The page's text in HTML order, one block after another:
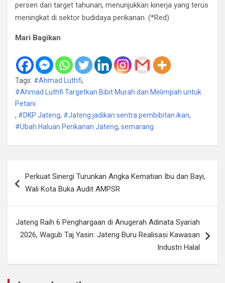
persen dari target tahunan, menunjukkan kinerja yang terus
meningkat di sektor budidaya perikanan. (*Red)
Mari Bagikan
Tags: #Ahmad Luthfi,
#Ahmad Luthfi Targetkan Bibit Murah dan Melimpah untuk
Petani
, #DKP Jateng, #Jateng jadikan sentra pembibitan ikan,
#​Ubah Haluan Perikanan Jateng, semarang
posPerkuat Sinergi Turunkan Angka Kematian Ibu dan Bayi,
Wali Kota Buka Audit AMPSR
Jateng Raih 6 Penghargaan di Anugerah Adinata Syariah
2026, Wagub Taj Yasin: Jateng Buru Realisasi Kawasan
Industri Halal